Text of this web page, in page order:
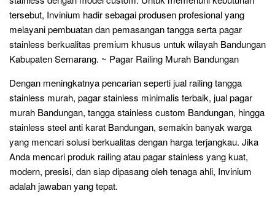
tersebut, Invinium hadir sebagai produsen profesional yang
melayani pembuatan dan pemasangan tangga serta pagar
stainless berkualitas premium khusus untuk wilayah Bandungan
Kabupaten Semarang. ~ Pagar Railing Murah Bandungan
Dengan meningkatnya pencarian seperti jual railing tangga
stainless murah, pagar stainless minimalis terbaik, jual pagar
murah Bandungan, tangga stainless custom Bandungan, hingga
stainless steel anti karat Bandungan, semakin banyak warga
yang mencari solusi berkualitas dengan harga terjangkau. Jika
Anda mencari produk railing atau pagar stainless yang kuat,
modern, presisi, dan siap dipasang oleh tenaga ahli, Invinium
adalah jawaban yang tepat.